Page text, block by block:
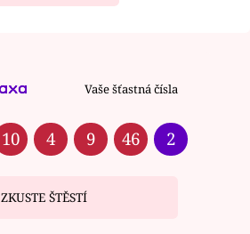
Vaše šťastná čísla
10 4 9 46 2
ZKUSTE ŠTĚSTÍ